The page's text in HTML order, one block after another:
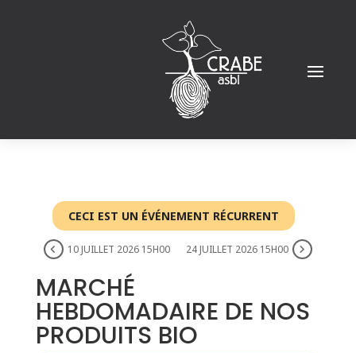
CECI EST UN ÉVÉNEMENT RÉCURRENT
10 JUILLET 2026 15H00 24 JUILLET 2026 15H00
MARCHÉ
HEBDOMADAIRE DE NOS
PRODUITS BIO